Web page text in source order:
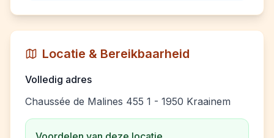
Locatie & Bereikbaarheid
Volledig adres
Chaussée de Malines 455 1 - 1950 Kraainem